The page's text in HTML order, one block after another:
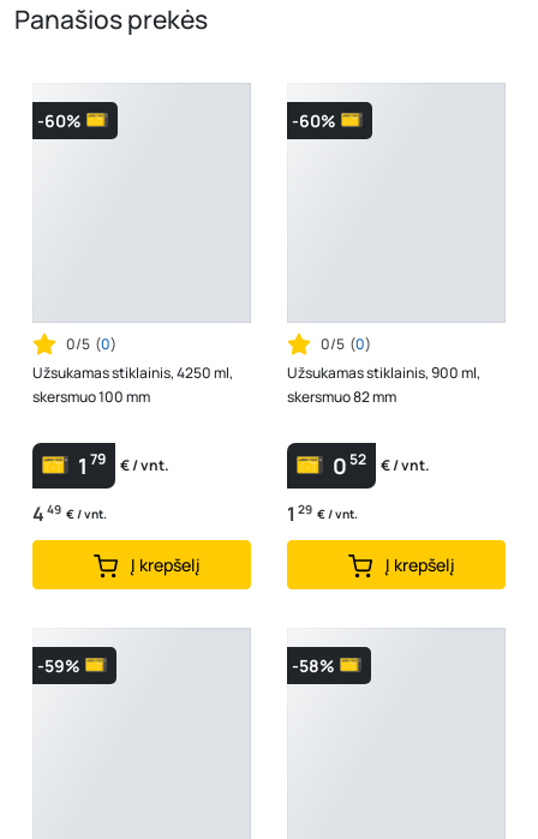
Panašios prekės
-60%
0/5 (0)
Užsukamas stiklainis, 4250 ml,
skersmuo 100 mm
1 79 € / vnt.
4 49 € / vnt.
Į krepšelį
-60%
0/5 (0)
Užsukamas stiklainis, 900 ml,
skersmuo 82 mm
052 € / vnt.
1 29 € / vnt.
Į krepšelį
-59% -58%